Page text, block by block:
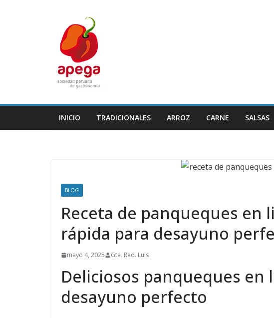
INICIO TRADICIONALES ARROZ CARNE SALSAS
BLOG
Receta de panqueques en
rápida para desayuno
mayo 4, 2025 Gte. Red. Luis
Deliciosos panqueques en
desayuno perfecto